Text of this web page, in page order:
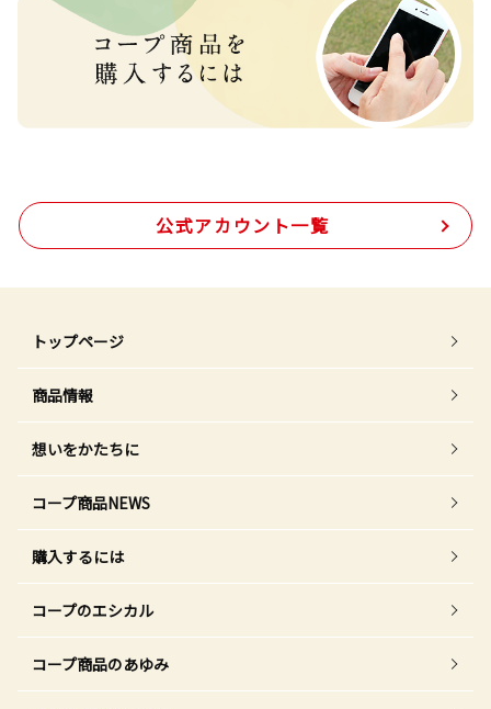
公式アカウント一覧
トップページ
商品情報
想いをかたちに
コープ商品NEWS
購入するには
コープのエシカル
コープ商品のあゆみ